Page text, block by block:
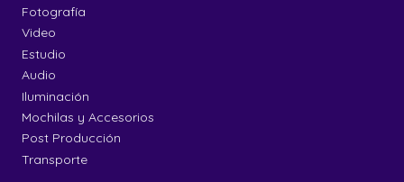
Fotografía
Video
Estudio
Audio
Iluminación
Mochilas y Accesorios
Post Producción
Transporte